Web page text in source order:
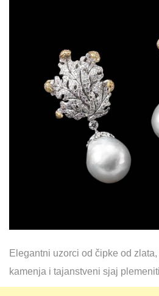
Elegantni uzorci od čipke od
kamenja i tajanstveni sjaj